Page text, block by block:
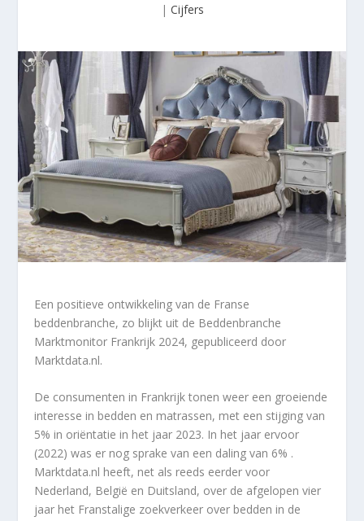
| Cijfers
Een positieve ontwikkeling van de Franse
beddenbranche, zo blijkt uit de Beddenbranche
Marktmonitor Frankrijk 2024, gepubliceerd door
Marktdata.nl.
De consumenten in Frankrijk tonen weer een groeiende
interesse in bedden en matrassen, met een stijging van
5% in oriëntatie in het jaar 2023. In het jaar ervoor
(2022) was er nog sprake van een daling van 6% .
Marktdata.nl heeft, net als reeds eerder voor
Nederland, België en Duitsland, over de afgelopen vier
jaar het Franstalige zoekverkeer over bedden in de